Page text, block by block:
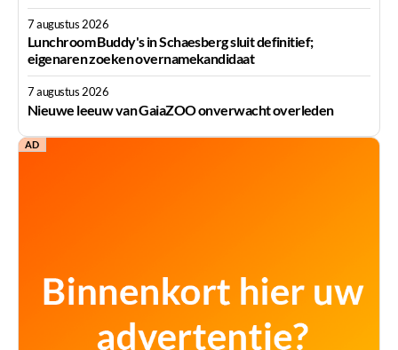
7 augustus 2026
Lunchroom Buddy's in Schaesberg sluit definitief;
eigenaren zoeken overnamekandidaat
7 augustus 2026
Nieuwe leeuw van GaiaZOO onverwacht overleden
AD